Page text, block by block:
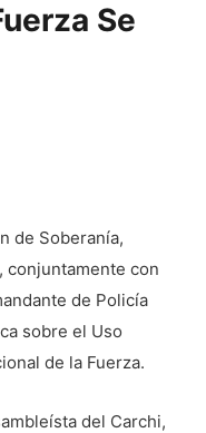
Se
de Soberanía,
conjuntamente con
de Policía
sobre el Uso
de la Fuerza.
del Carchi,